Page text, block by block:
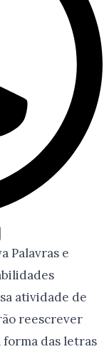
Palavras e
atividade de
reescrever
forma das letras